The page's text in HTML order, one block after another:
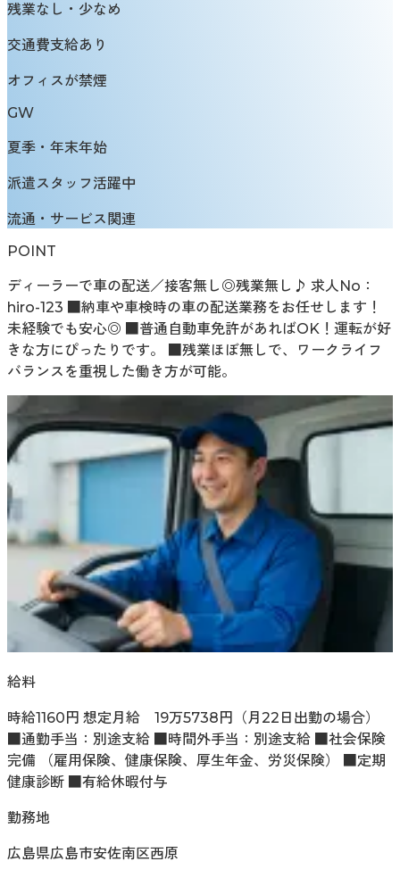
残業なし・少なめ
交通費支給あり
オフィスが禁煙
GW
夏季・年末年始
派遣スタッフ活躍中
流通・サービス関連
POINT
ディーラーで車の配送／接客無し◎残業無し♪ 求人No：
hiro-123 ■納車や車検時の車の配送業務をお任せします！
未経験でも安心◎ ■普通自動車免許があればOK！運転が好
きな方にぴったりです。 ■残業ほぼ無しで、ワークライフ
バランスを重視した働き方が可能。
給料
時給1160円 想定月給 19万5738円（月22日出勤の場合）
■通勤手当：別途支給 ■時間外手当：別途支給 ■社会保険
完備 （雇用保険、健康保険、厚生年金、労災保険） ■定期
健康診断 ■有給休暇付与
勤務地
広島県広島市安佐南区西原